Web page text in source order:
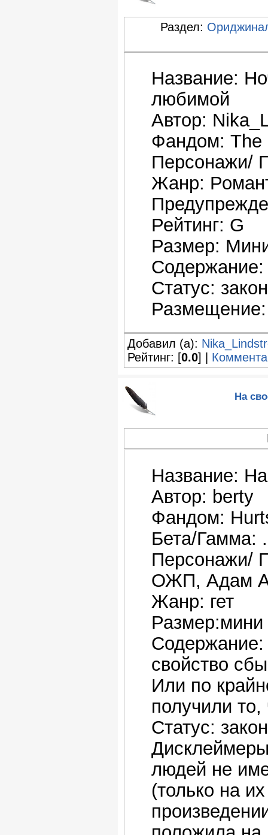
Раздел:
Название:
любимой
Автор:
Фандом: The
Персонажи/
Жанр:
Рейтинг: G
Размер:
Содержание:
Статус:
Размещение:
Добавил (а):
Рейтинг: [0.0] |
На
Название:
Автор: berty
Фандом:
Бета/Гамма:
Персонажи/
ОЖП, Адам
Жанр: гет
Размер:мини
свойство
Или по
получили то,
Статус:
людей не
(только на